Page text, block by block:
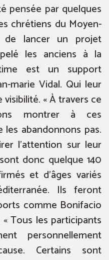
pensée par quelques
chrétiens du Moyen-
lancer un projet
les anciens à la
est un support
marie Vidal. Qui leur
« À travers ce
montrer à ces
abandonnons pas.
l’attention sur leur
donc quelque 140
et d’âges variés
Ils feront
comme Bonifacio
Tous les participants
personnellement
Certains sont